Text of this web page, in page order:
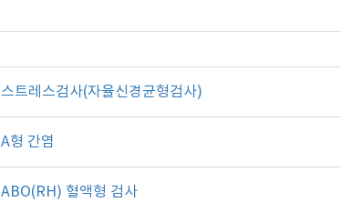
스트레스검사(자율신경균형검사)
A형 간염
ABO(RH) 혈액형 검사